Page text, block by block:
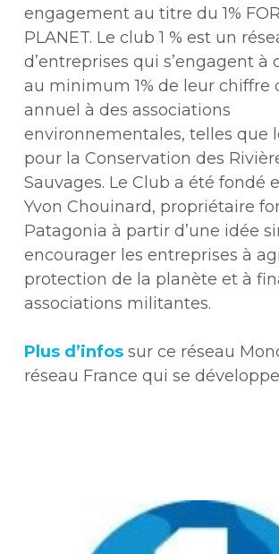
engagement au titre du 1%
PLANET. Le club 1 % est un
d’entreprises qui s’engagent à
au minimum 1% de leur chiffre
annuel à des associations
environnementales, telles que
pour la Conservation des
Sauvages. Le Club a été fondé
Yvon Chouinard, propriétaire
Patagonia à partir d’une idée
encourager les entreprises à
protection de la planète et à
associations militantes.
Plus d’infos sur ce réseau
réseau France qui se